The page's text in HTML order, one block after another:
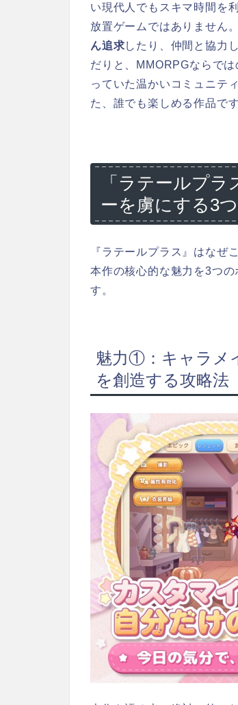
い現代人でもスキマ時間を
放置ゲームではありません。
ん追求したり、仲間と協力
だりと、MMORPGならで
っていた温かいコミュニテ
た、誰でも楽しめる作品です
「ラテールプ
ーを虜にする3
『ラテールプラス』はなぜ
本作の核心的な魅力を3つ
す。
魅力①：キャラメ
を創造する攻略法